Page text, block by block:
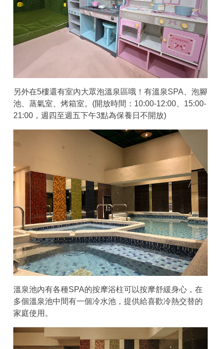
另外在5樓還有室內大眾泡溫泉區哦！有溫泉SPA、泡腳
池、蒸氣室、烤箱室。(開放時間：10:00-12:00、15:00-
21:00，週四至週五下午3點為保養日不開放)
溫泉池內有各種SPA的按摩浴柱可以按摩舒緩身心，在
多個溫泉池中間有一個冷水池，提供給喜歡冷熱交替的
家庭使用。